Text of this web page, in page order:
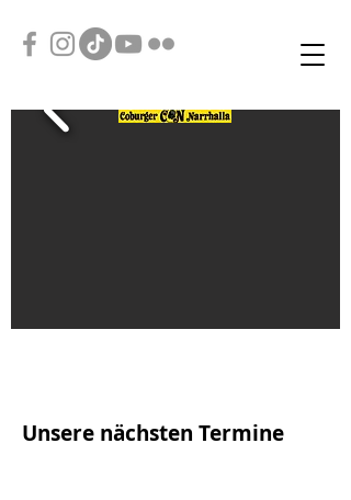
Unsere nächsten Termine